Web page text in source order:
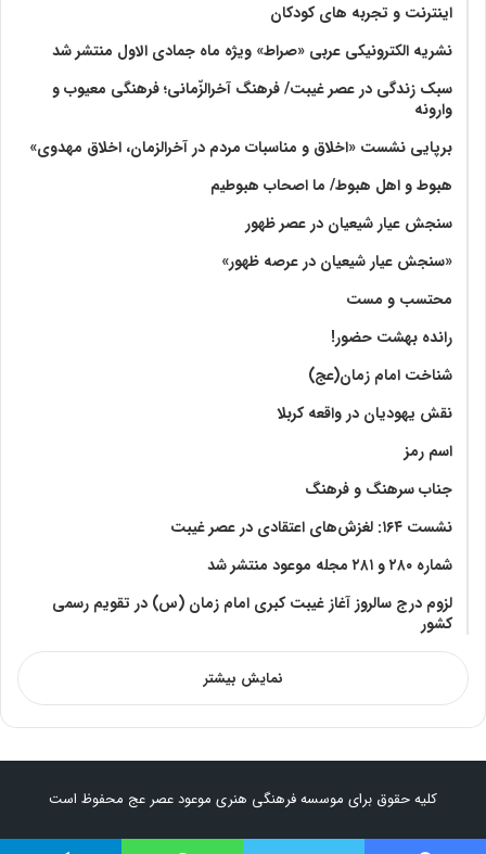
اینترنت و تجربه های کودکان
نشریه الکترونیکی عربی «صراط» ویژه ماه جمادی الاول منتشر شد
سبک زندگی در عصر غیبت/ فرهنگ آخرالزّمانی؛ فرهنگی معیوب و
وارونه
برپایی نشست «اخلاق و مناسبات مردم در آخرالزمان، اخلاق مهدوی»
هبوط و اهل هبوط/ ما اصحاب هبوطیم
سنجش عیار شیعیان در عصر ظهور
«سنجش عیار شیعیان در عرصه ظهور»
محتسب و مست
رانده بهشت‌ حضور!
شناخت امام زمان(عج)
نقش یهودیان در واقعه کربلا
اسم رمز
جناب سرهنگ و فرهنگ
نشست ۱۶۴: لغزش‌های اعتقادی در عصر غیبت
شماره ۲۸۰ و ۲۸۱ مجله موعود منتشر شد
لزوم درج سالروز آغاز غیبت کبری امام زمان (س) در تقویم رسمی
کشور
نمایش بیشتر
کلیه حقوق برای موسسه فرهنگی هنری موعود عصر عج محفوظ است